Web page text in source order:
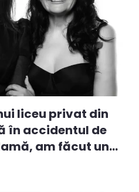
liceu privat din
în accidentul de
am făcut un